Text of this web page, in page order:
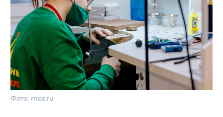
Фото: mos.ru